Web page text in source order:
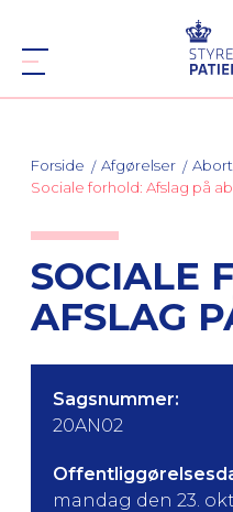
Forside Afgørelser
Sociale forhold: Afslag på
SOCIALE
AFSLAG
Sagsnummer:
20AN02
mandag den 23.